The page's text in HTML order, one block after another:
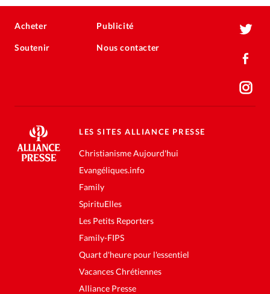
Acheter
Soutenir
Publicité
Nous contacter
LES SITES ALLIANCE PRESSE
Christianisme Aujourd'hui
Evangéliques.info
Family
SpirituElles
Les Petits Reporters
Family-FIPS
Quart d'heure pour l'essentiel
Vacances Chrétiennes
Alliance Presse